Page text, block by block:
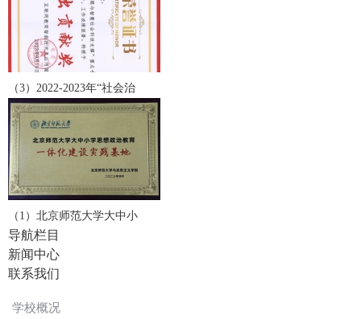
（3）2022-2023年“社会治
（1）北京师范大学大中小
导航栏目
新闻中心
联系我们
学校概况